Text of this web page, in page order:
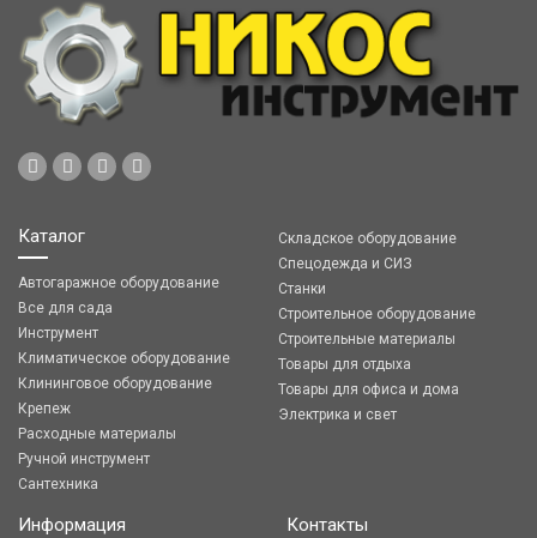
Каталог
Автогаражное оборудование
Все для сада
Инструмент
Климатическое оборудование
Клининговое оборудование
Крепеж
Расходные материалы
Ручной инструмент
Сантехника
Складское оборудование
Спецодежда и СИЗ
Станки
Строительное оборудование
Строительные материалы
Товары для отдыха
Товары для офиса и дома
Электрика и свет
Информация Контакты